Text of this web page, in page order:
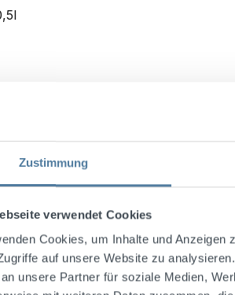
Zustimmung
verwendet Cookies
Cookies, um Inhalte und
auf unsere Website zu
unsere Partner für soziale Medien,
von 5 Sternen